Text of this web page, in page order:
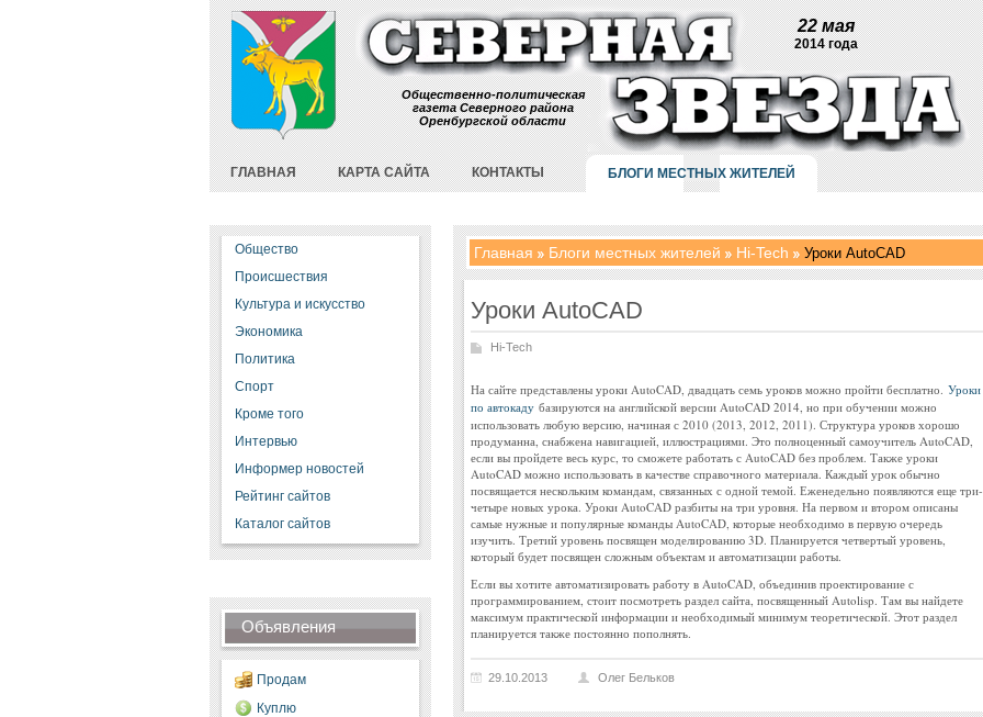
22 мая
2014 года
Общественно-политическая
газета Северного района
Оренбургской области
ГЛАВНАЯ КАРТА САЙТА КОНТАКТЫ БЛОГИ МЕСТНЫХ ЖИТЕЛЕЙ
Общество
Происшествия
Культура и искусство
Экономика
Политика
Спорт
Кроме того
Интервью
Информер новостей
Рейтинг сайтов
Каталог сайтов
Объявления
Продам
Куплю
Главная Блоги местных жителей Hi-Tech Уроки AutoCAD
Уроки AutoCAD
Hi-Tech
На сайте представлены уроки AutoCAD, двадцать семь уроков можно пройти бесплатно. Уроки
по автокаду базируются на английской версии AutoCAD 2014, но при обучении можно
использовать любую версию, начиная с 2010 (2013, 2012, 2011). Структура уроков хорошо
продуманна, снабжена навигацией, иллюстрациями. Это полноценный самоучитель AutoCAD,
если вы пройдете весь курс, то сможете работать с AutoCAD без проблем. Также уроки
AutoCAD можно использовать в качестве справочного материала. Каждый урок обычно
посвящается нескольким командам, связанных с одной темой. Еженедельно появляются еще три-
четыре новых урока. Уроки AutoCAD разбиты на три уровня. На первом и втором описаны
самые нужные и популярные команды AutoCAD, которые необходимо в первую очередь
изучить. Третий уровень посвящен моделированию 3D. Планируется четвертый уровень,
который будет посвящен сложным объектам и автоматизации работы.
Если вы хотите автоматизировать работу в AutoCAD, объединив проектирование с
программированием, стоит посмотреть раздел сайта, посвященный Autolisp. Там вы найдете
максимум практической информации и необходимый минимум теоретической. Этот раздел
планируется также постоянно пополнять.
29.10.2013 Олег Бельков